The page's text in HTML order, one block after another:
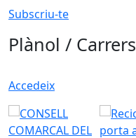
Subscriu-te
Plànol / Carrers
Accedeix